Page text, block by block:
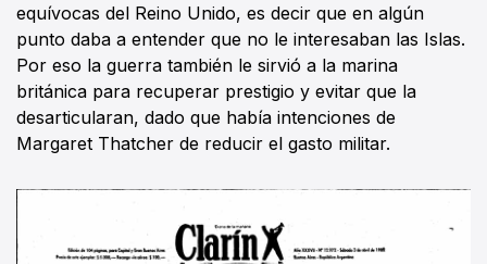
equívocas del Reino Unido, es decir que en algún
punto daba a entender que no le interesaban las Islas.
Por eso la guerra también le sirvió a la marina
británica para recuperar prestigio y evitar que la
desarticularan, dado que había intenciones de
Margaret Thatcher de reducir el gasto militar.